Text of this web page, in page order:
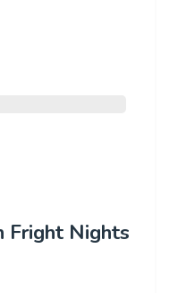
Fright Nights